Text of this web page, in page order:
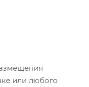
или любого